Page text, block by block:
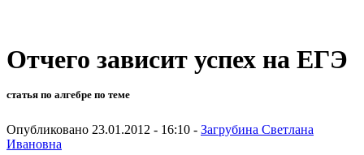
Отчего зависит успех на ЕГЭ
статья по алгебре по теме
Опубликовано 23.01.2012 - 16:10 - Загрубина Светлана
Ивановна